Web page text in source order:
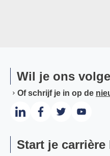
Wil je ons
Of schrijf je in op de
Start je